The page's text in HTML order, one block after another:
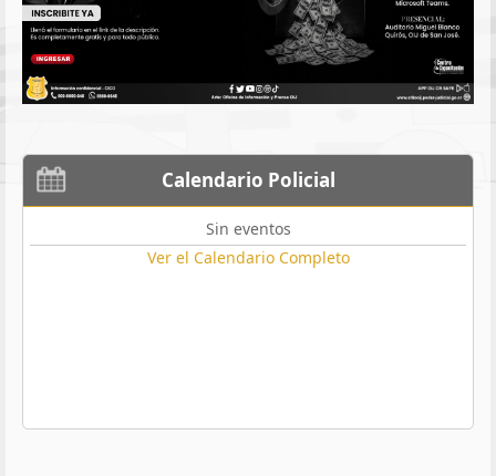
Calendario Policial
Sin eventos
Ver el Calendario Completo